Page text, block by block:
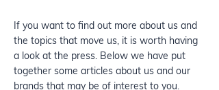
If you want to find out more about us and
the topics that move us, it is worth having
a look at the press. Below we have put
together some articles about us and our
brands that may be of interest to you.